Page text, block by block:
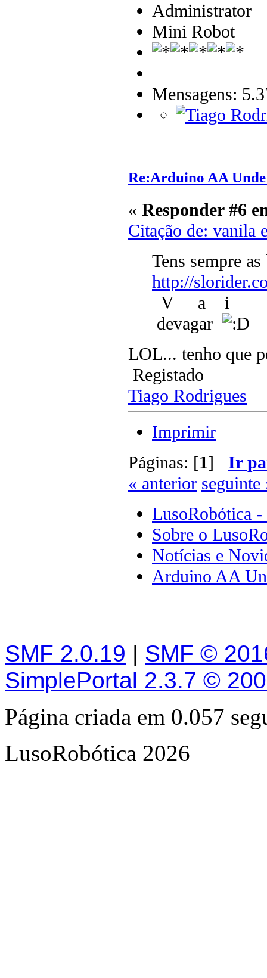
Administrator
Mini Robot
Mensagens:
Re:Arduino AA
« Responder #6
Citação de: vanila
Tens sempre
http://
V a i
devagar
LOL... tenho que
Registado
Tiago Rodrigues
Imprimir
Páginas: [1] Ir
« anterior seguinte
LusoRobótica -
Sobre o
Notícias e
Arduino AA
SMF 2.0.19 | SMF ©
SimplePortal 2.3.7 ©
Página criada em 0.057
LusoRobótica 2026